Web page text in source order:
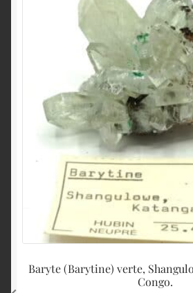
Baryte (Barytine) verte,
Congo.